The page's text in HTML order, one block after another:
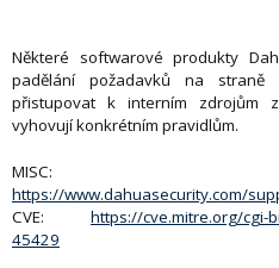
Některé softwarové produkty
padělání požadavků na straně
přistupovat k interním zdrojům
vyhovují konkrétním pravidlům.
MISC:
https://www.dahuasecurity.com/
CVE: https://cve.mitre.org/cgi-
45429